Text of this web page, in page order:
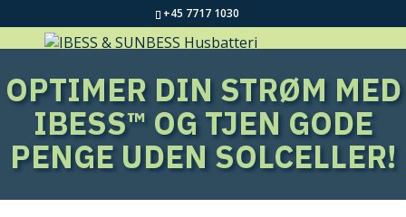
+45 7717 1030
OPTIMER DIN STRØM MED
IBESS™ OG TJEN GODE
PENGE UDEN SOLCELLER!